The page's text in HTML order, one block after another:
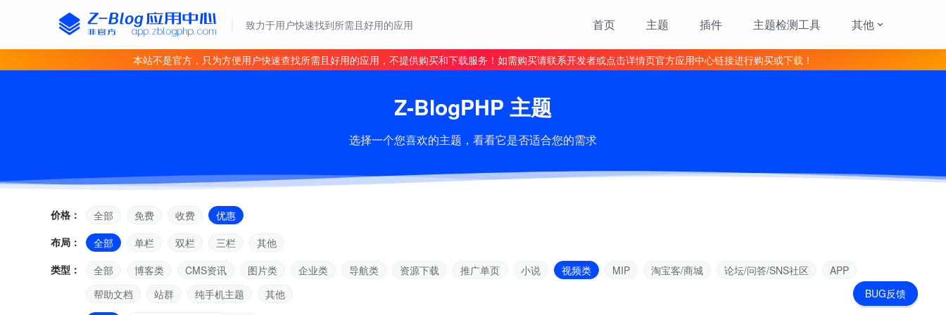
致力于用户快速找到所需且好用的应用 首页 主题 插件 主题检测工具 其他
本站不是官方，只为方便用户快速查找所需且好用的应用，不提供购买和下载服务！如需购买请联系开发者或点击详情页官方应用中心链接进行购买或下载！
Z-BlogPHP 主题
选择一个您喜欢的主题，看看它是否适合您的需求
价格： 全部 免费 收费
优惠
布局：
全部 单栏 双栏 三栏
其他
类型：
全部 博客类 CMS资讯 图片类 企业类 导航类 资源下载 推广单页 小说 视频类 MIP 淘宝客/商城 论坛/问答/SNS社区
APP
帮助文档
站群 纯手机主题
其他
BUG反馈